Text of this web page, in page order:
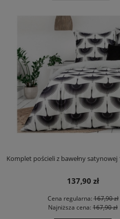
Komplet pościeli z bawełny satynowej
137,90 zł
Cena regularna:167,90 zł
Najniższa cena: 167,90 zł